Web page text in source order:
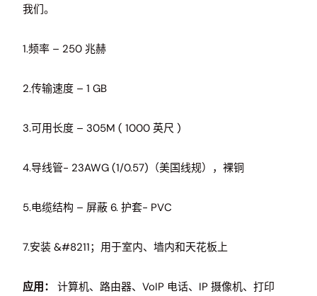
我们。
1.频率 – 250 兆赫
2.传输速度 – 1 GB
3.可用长度 – 305M ( 1000 英尺 )
4.导线管- 23AWG (1/0.57)（美国线规），裸铜
5.电缆结构 – 屏蔽 6. 护套- PVC
7.安装 &#8211；用于室内、墙内和天花板上
应用：
计算机、路由器、VoIP 电话、IP 摄像机、打印